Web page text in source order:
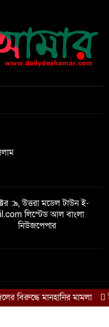
আগেই ফিরতে মরিয়া
শক্তি’
জিয়ার শারীরিক অবস্থা এখনো
দীঘিনালায় জামায়াতে
বর্ণাঢ্য র‍্যালি
:৯, উত্তরা মডেল টাউন ই-
লিস্টেড আল বাংলা
নিউজপেপার
© দৈনিক দেশ আমার
বিরুদ্ধে মানহানির মামলা